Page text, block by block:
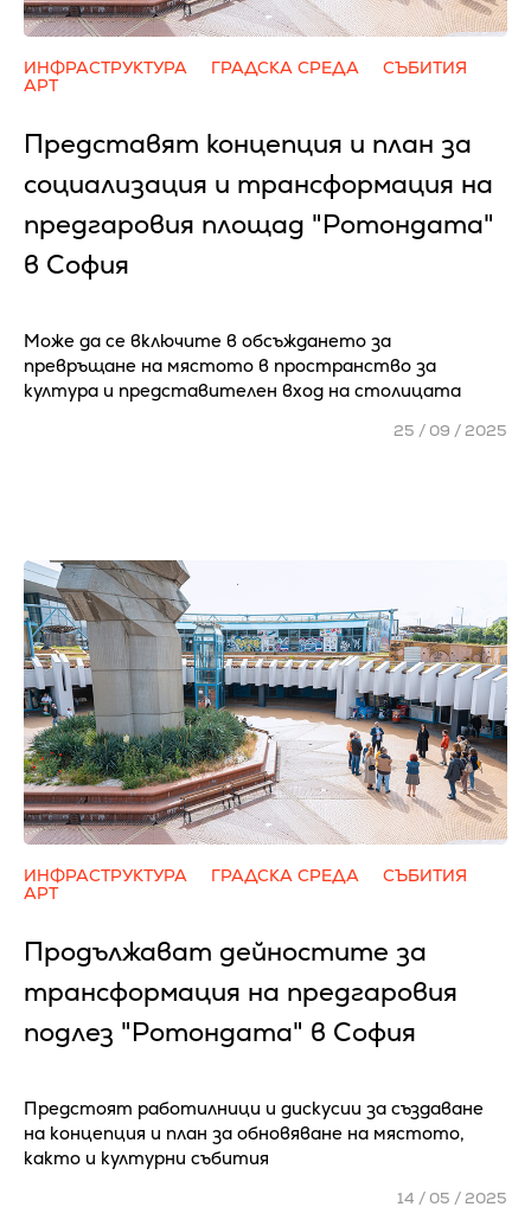
ИНФРАСТРУКТУРА ГРАДСКА СРЕДА
СЪБИТИЯ
АРТ
Представят концепция и план за
социализация и трансформация на
предгаровия площад "Ротондата"
в София
Може да се включите в обсъждането за
превръщане на мястото в пространство за
култура и представителен вход на столицата
25 / 09 / 2025
ИНФРАСТРУКТУРА ГРАДСКА СРЕДА
СЪБИТИЯ
АРТ
Продължават дейностите за
трансформация на предгаровия
подлез "Ротондата" в София
Предстоят работилници и дискусии за създаване
на концепция и план за обновяване на мястото,
както и културни събития
14 / 05 / 2025